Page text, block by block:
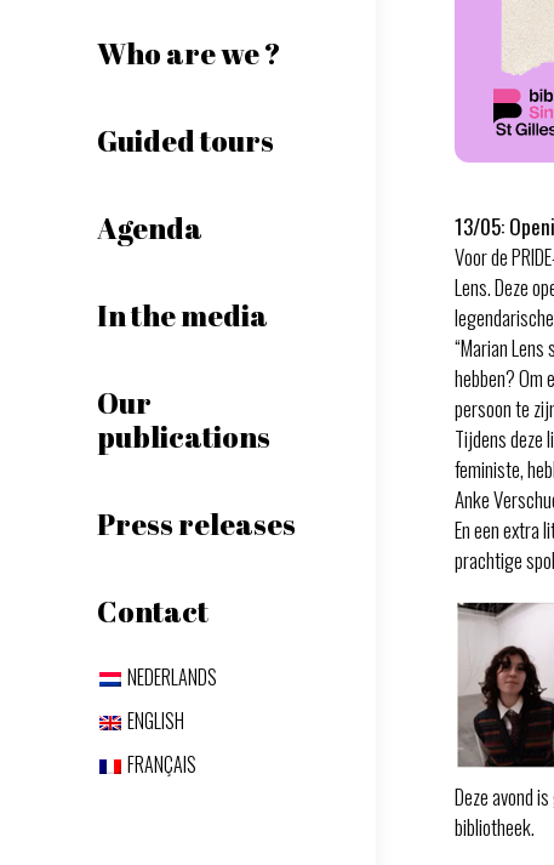
Who are we ?
Guided tours
Agenda
In the media
Our
publications
Press releases
Contact
NEDERLANDS
ENGLISH
FRANÇAIS
13/05:
Voor de
Lens. Deze
“Marian
hebben? Om
persoon te
Tijdens deze
feministe,
Anke
En een extra
prachtige
Deze avond
bibliotheek.